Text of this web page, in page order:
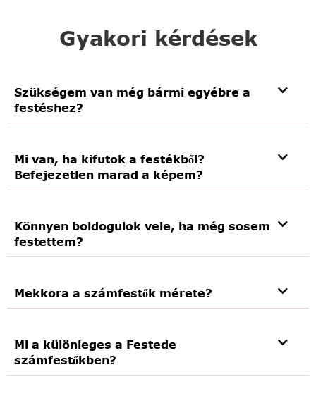
Gyakori kérdések
Szükségem van még bármi egyébre a
festéshez?
Mi van, ha kifutok a festékből?
Befejezetlen marad a képem?
Könnyen boldogulok vele, ha még sosem
festettem?
Mekkora a számfestők mérete?
Mi a különleges a Festede
számfestőkben?